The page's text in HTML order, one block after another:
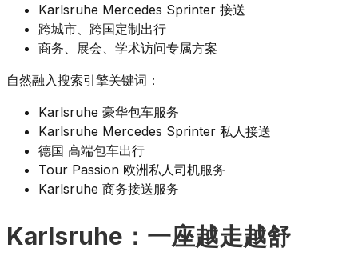
Karlsruhe Mercedes Sprinter 接送
跨城市、跨国定制出行
商务、展会、学术访问专属方案
自然融入搜索引擎关键词：
Karlsruhe 豪华包车服务
Karlsruhe Mercedes Sprinter 私人接送
德国 高端包车出行
Tour Passion 欧洲私人司机服务
Karlsruhe 商务接送服务
Karlsruhe：一座越走越舒